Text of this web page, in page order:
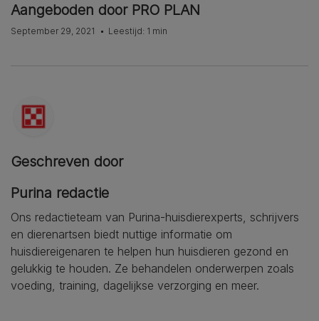
Aangeboden door PRO PLAN
September 29, 2021 Leestijd: 1 min
Geschreven door
Purina redactie
Ons redactieteam van Purina-huisdierexperts, schrijvers
en dierenartsen biedt nuttige informatie om
huisdiereigenaren te helpen hun huisdieren gezond en
gelukkig te houden. Ze behandelen onderwerpen zoals
voeding, training, dagelijkse verzorging en meer.